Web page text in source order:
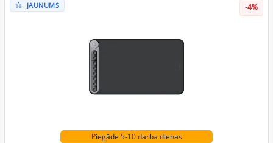
JAUNUMS -4%
Piegāde 5-10 darba dienas